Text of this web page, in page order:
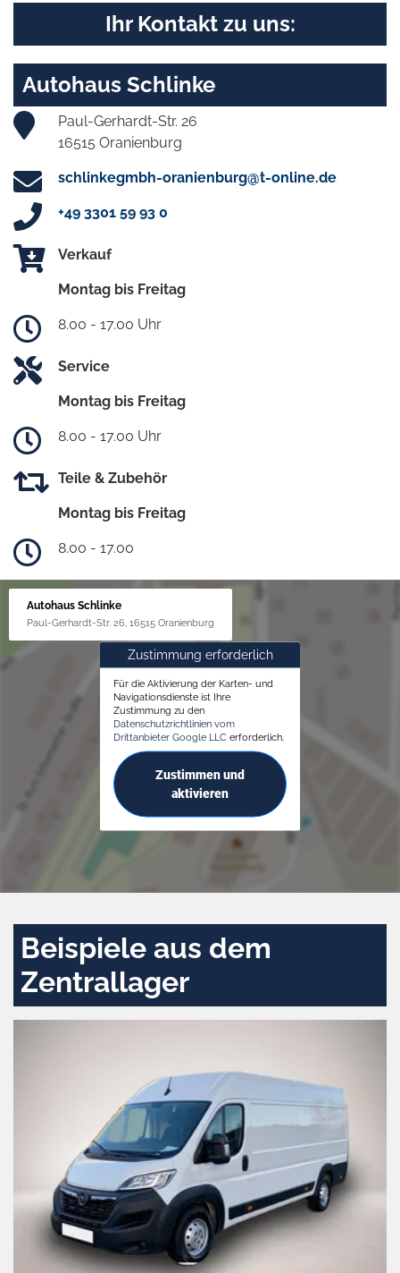
Ihr Kontakt zu uns:
Autohaus Schlinke
Paul-Gerhardt-Str. 26
16515 Oranienburg
schlinkegmbh-oranienburg@t-online.de
+49 3301 59 93 0
Verkauf
Montag bis Freitag
8.00 - 17.00 Uhr
Service
Montag bis Freitag
8.00 - 17.00 Uhr
Teile & Zubehör
Montag bis Freitag
8.00 - 17.00
Autohaus Schlinke
Paul-Gerhardt-Str. 26, 16515 Oranienburg
Zustimmung erforderlich
Für die Aktivierung der Karten- und
Navigationsdienste ist Ihre
Zustimmung zu den
Datenschutzrichtlinien vom
Drittanbieter Google LLC erforderlich.
Zustimmen und
aktivieren
Beispiele aus dem
Zentrallager